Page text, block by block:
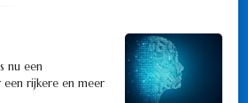
nu een
rijkere en meer